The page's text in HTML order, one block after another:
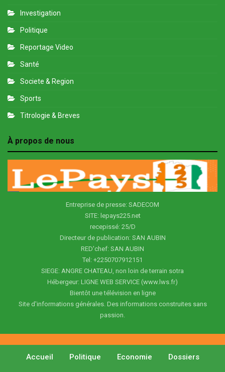
Investigation
Politique
Reportage Video
Santé
Societe & Region
Sports
Titrologie & Breves
À propos de nous
Entreprise de presse: SADECOM
SITE: lepays225.net
recepissé: 25/D
Directeur de publication: SAN AUBIN
RED'chef: SAN AUBIN
Tel: +2250707912151
SIEGE: ANGRE CHATEAU, non loin de terrain sotra
Hébergeur: LIGNE WEB SERVICE (www.lws.fr)
Bientôt une télévision en ligne
Site d'informations générales. Des informations construites sans
passion.
Accueil Politique Economie Dossiers